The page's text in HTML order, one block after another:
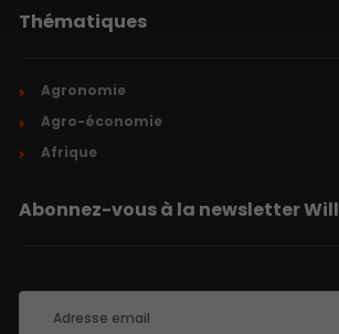
Thématiques
Agronomie
Agro-économie
Afrique
Abonnez-vous à la newsletter